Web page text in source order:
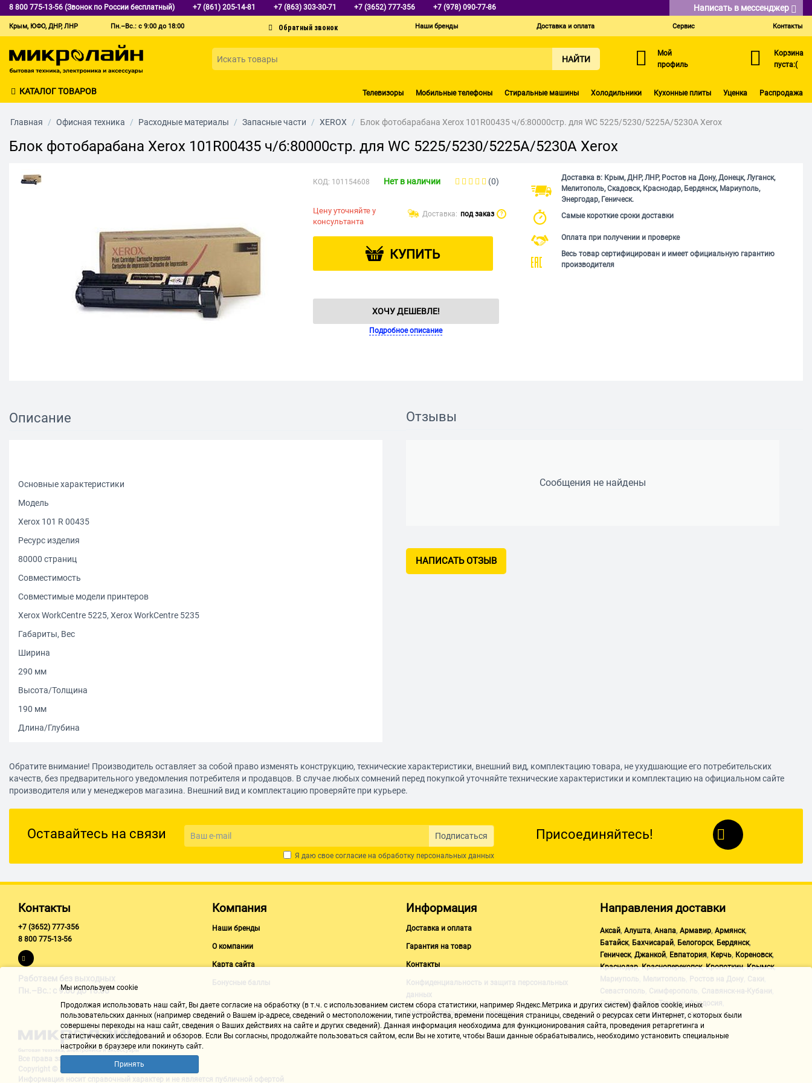
8 800 775-13-56 (Звонок по России бесплатный) +7 (861) 205-14-81 +7 (863) 303-30-71 +7 (3652) 777-356 +7 (978) 090-77-86 Написать в мессенджер
Крым, ЮФО, ДНР, ЛНР Пн.–Вс.: с 9:00 до 18:00 Наши бренды Доставка и оплата Сервис Контакты
НАЙТИ
Мой
профиль
Корзина
пуста:(
КАТАЛОГ ТОВАРОВ Телевизоры Мобильные телефоны Стиральные машины Холодильники Кухонные плиты Уценка Распродажа
Главная / Офисная техника / Расходные материалы / Запасные части / XEROX / Блок фотобарабана Xerox 101R00435 ч/б:80000стр. для WC 5225/5230/5225A/5230A Xerox
Блок фотобарабана Xerox 101R00435 ч/б:80000стр. для WC 5225/5230/5225A/5230A Xerox
КОД: 101154608 Нет в наличии (0)
Цену уточняйте у
консультанта
Доставка: под заказ ?
КУПИТЬ
ХОЧУ ДЕШЕВЛЕ!
Подробное описание
Доставка в: Крым, ДНР, ЛНР, Ростов на Дону, Донецк, Луганск,
Мелитополь, Скадовск, Краснодар, Бердянск, Мариуполь,
Энергодар, Геническ.
Самые короткие сроки доставки
Оплата при получении и проверке
Весь товар сертифицирован и имеет официальную гарантию
производителя
Описание
Основные характеристики
Модель
Xerox 101 R 00435
Ресурс изделия
80000 страниц
Совместимость
Совместимые модели принтеров
Xerox WorkCentre 5225, Xerox WorkCentre 5235
Габариты, Вес
Ширина
290 мм
Высота/Толщина
190 мм
Длина/Глубина
Вес
2.5 кг
Отзывы
Сообщения не найдены
НАПИСАТЬ ОТЗЫВ
Обратите внимание! Производитель оставляет за собой право изменять конструкцию, технические характеристики, внешний вид, комплектацию товара, не ухудшающие его потребительских
качеств, без предварительного уведомления потребителя и продавцов. В случае любых сомнений перед покупкой уточняйте технические характеристики и комплектацию на официальном сайте
производителя или у менеджеров магазина. Внешний вид и комплектацию проверяйте при курьере.
Оставайтесь на связи Подписаться
Я даю свое согласие на обработку персональных данных
Присоединяйтесь!
Контакты
+7 (3652) 777-356
8 800 775-13-56
Работаем без выходных
Пн.–Вс.: с 9:00 до 18:00
Компания
Наши бренды
О компании
Карта сайта
Бонусные баллы
Информация
Доставка и оплата
Гарантия на товар
Контакты
Конфиденциальность и защита персональных
данных
Пользовательское соглашение
Направления доставки
Аксай, Алушта, Анапа, Армавир, Армянск,
Батайск, Бахчисарай, Белогорск, Бердянск,
Геническ, Джанкой, Евпатория, Керчь, Кореновск,
Краснодар,Красноперекопск,Кропоткин,Крымск,
Мариуполь Мелитополь Ростов на Дону Саки
Севастополь Симферополь Славянск-на-Кубани
Судак,Таганрог,Темрюк,Феодосия
Черноморское ,Щелкино,Ялта
Все права защищены "Микролайн"
Copyright © 2002-2026
Информация носит справочный характер и не является публичной офертой
Мы используем cookie
Продолжая использовать наш cайт, Вы даете согласие на обработку (в т.ч. с использованием систем сбора статистики, например Яндекс.Метрика и других систем) файлов cookie, иных
пользовательских данных (например сведений о Вашем ip-адресе, сведений о местоположении, типе устройства, времени посещения страницы, сведений о ресурсах сети Интернет, с которых были
совершены переходы на наш сайт, сведения о Ваших действиях на сайте и других сведений). Данная информация необходима для функционирования сайта, проведения ретаргетинга и
статистических исследований и обзоров. Если Вы согласны, продолжайте пользоваться сайтом, если Вы не хотите, чтобы Ваши данные обрабатывались, необходимо установить специальные
настройки в браузере или покинуть сайт.
Принять